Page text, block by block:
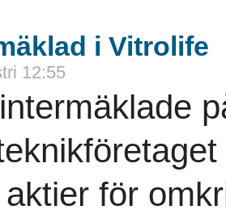
i Vitrolife
12:55
för